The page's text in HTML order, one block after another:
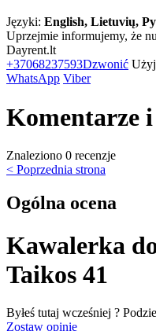
Języki: English, Lietuvių,
Uprzejmie informujemy, że
Dayrent.lt
+37068237593Dzwonić
WhatsApp Viber
Komentarze
Znaleziono 0 recenzje
< Poprzednia strona
Ogólna ocena
Kawalerka
Taikos 41
Byłeś tutaj wcześniej ?
Zostaw opinię